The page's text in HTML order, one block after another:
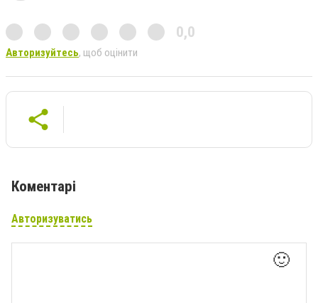
0,0
Авторизуйтесь, щоб оцінити
Коментарі
Авторизуватись
🙂